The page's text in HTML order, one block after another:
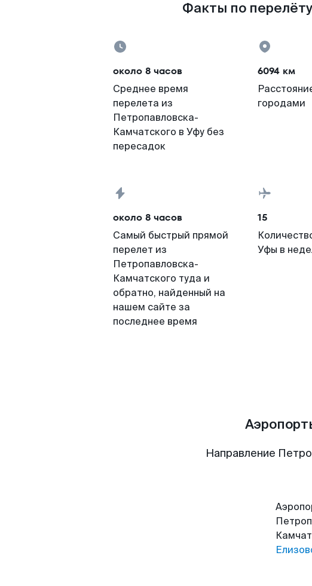
Факты по
около 8 часов
Среднее время
перелета из
Петропавловска-
Камчатского в Уфу без
пересадок
6094 км
городами
около 8 часов
Самый быстрый прямой
перелет из
Петропавловска-
Камчатского туда и
обратно, найденный на
нашем сайте за
последнее время
15
Уфы в
Направление